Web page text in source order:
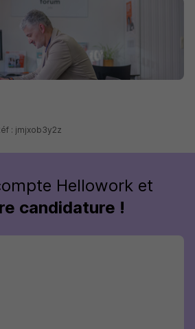
: jmjxob3y2z
Hellowork et
candidature !